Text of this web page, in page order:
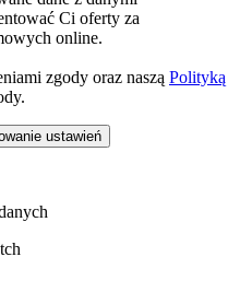
Ci oferty za
online.
zgody oraz naszą Polityką
ustawień